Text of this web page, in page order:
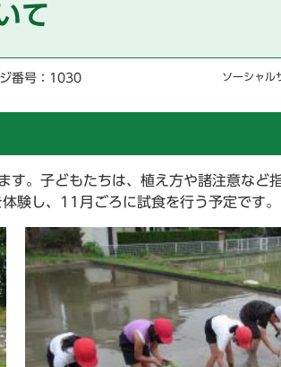
て
番号：1030 ソーシャル
す。子どもたちは、植え方や諸注意など
験し、11月ごろに試食を行う予定です。